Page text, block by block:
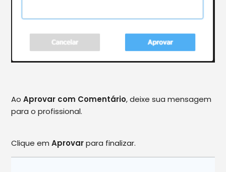
AoAprovar com Comentário, deixe sua mensagem
para o profissional.
Clique emAprovarpara finalizar.